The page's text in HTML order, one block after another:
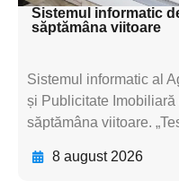
Sistemul informatic
săptămâna viitoare
Sistemul informatic al
și Publicitate
săptămâna viitoare.
8 august 2026